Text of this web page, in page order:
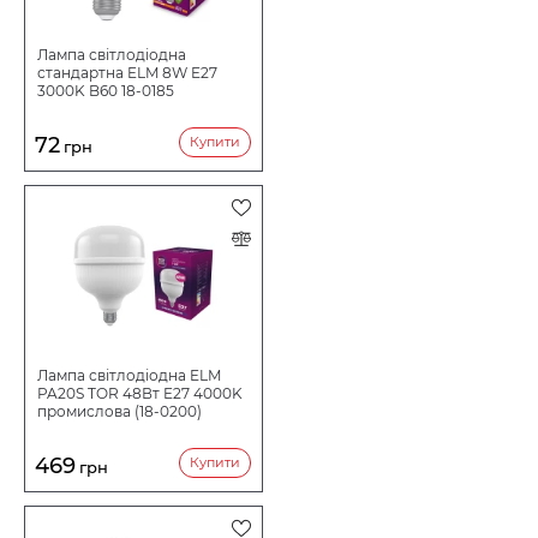
Лампа світлодіодна
стандартна ELM 8W E27
3000K B60 18-0185
72 грн Купити
Лампа світлодіодна ELM
PA20S TOR 48Вт E27 4000K
промислова (18-0200)
469 грн Купити